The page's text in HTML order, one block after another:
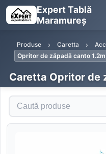
Expert Tablă
Maramureș
Produse Caretta
Opritor de zăpadă canto
Caretta Opritor de
Caută produse